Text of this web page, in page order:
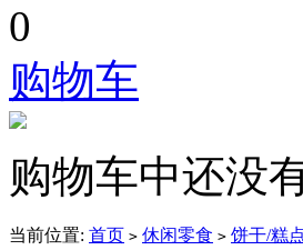
0
购物车
购物车中还没
当前位置: 首页 > 休闲零食 > 饼干/糕